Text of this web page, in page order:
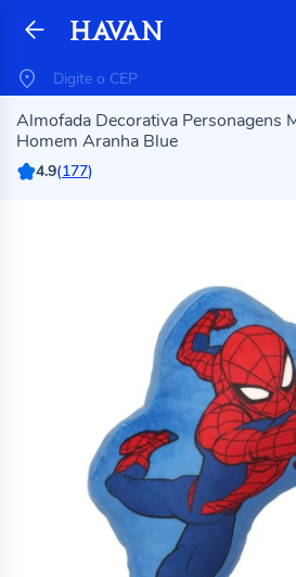
Almofada Decorativa Personagens
Homem Aranha Blue
4.9(177)